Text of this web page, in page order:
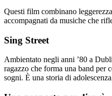
Questi film combinano
accompagnati da musiche che
Sing Street
Ambientato negli anni ’80 a
ragazzo che forma una band per
sogni. È una storia di